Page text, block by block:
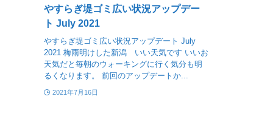
やすらぎ堤ゴミ広い状況アップデー
ト July 2021
やすらぎ堤ゴミ広い状況アップデート July
2021 梅雨明けした新潟 いい天気です いいお
天気だと毎朝のウォーキングに行く気分も明
るくなります。 前回のアップデートか...
2021年7月16日